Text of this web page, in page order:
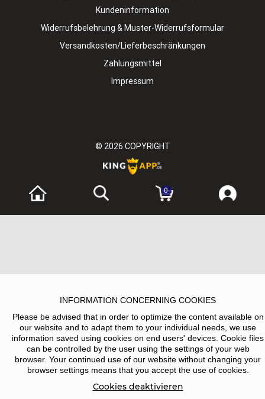
Kundeninformation
Widerrufsbelehrung & Muster-Widerrufsformular
Versandkosten/Lieferbeschränkungen
Zahlungsmittel
Impressum
© 2026 COPYRIGHT
0
INFORMATION CONCERNING COOKIES
Please be advised that in order to optimize the content available on
our website and to adapt them to your individual needs, we use
information saved using cookies on end users' devices. Cookie files
can be controlled by the user using the settings of your web
browser. Your continued use of our website without changing your
browser settings means that you accept the use of cookies.
Cookies deaktivieren